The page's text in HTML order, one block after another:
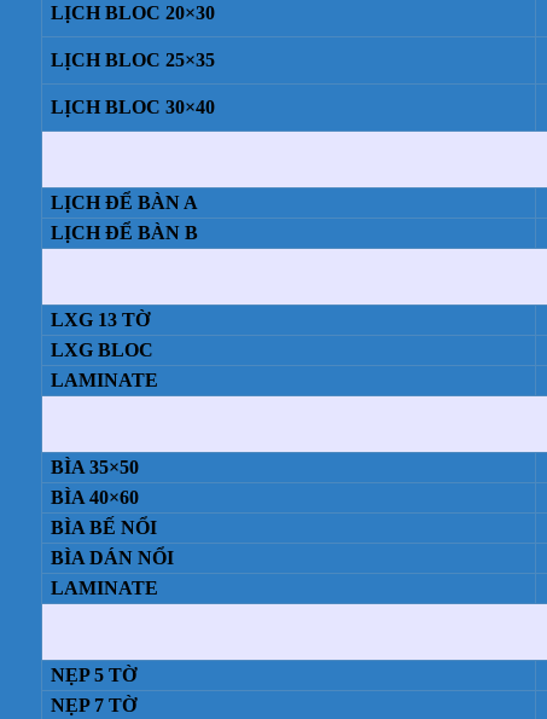
LỊCH BLOC 20×30
LỊCH BLOC 25×35
LỊCH BLOC 30×40
LỊCH ĐỂ BÀN A
LỊCH ĐỂ BÀN B
LXG 13 TỜ
LXG BLOC
LAMINATE
BÌA 35×50
BÌA 40×60
BÌA BẾ NỔI
BÌA DÁN NỔI
LAMINATE
NẸP 5 TỜ
NẸP 7 TỜ